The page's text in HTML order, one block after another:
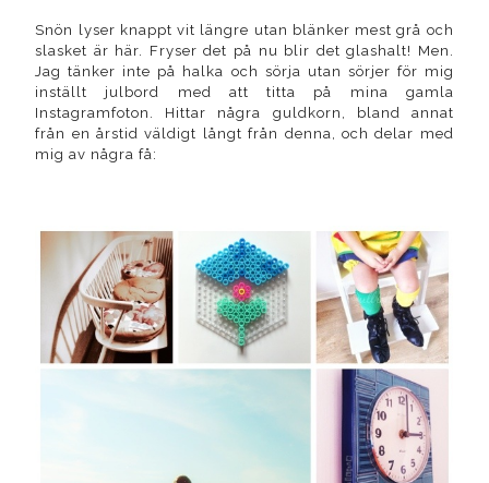
Snön lyser knappt vit längre utan blänker mest grå och
slasket är här. Fryser det på nu blir det glashalt! Men.
Jag tänker inte på halka och sörja utan sörjer för mig
inställt julbord med att titta på mina gamla
Instagramfoton. Hittar några guldkorn, bland annat
från en årstid väldigt långt från denna, och delar med
mig av några få: